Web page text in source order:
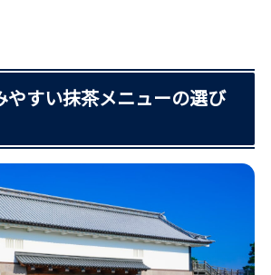
やすい抹茶メニューの選び